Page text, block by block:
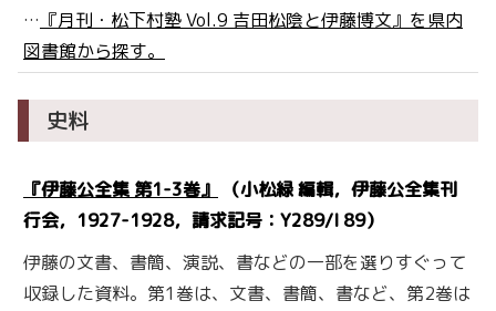
… 『月刊・松下村塾 Vol.9 吉田松陰と伊藤博文』を県内
図書館から探す。
史料
『伊藤公全集 第1-3巻』
（小松緑 編輯，伊藤公全集刊
行会，1927-1928，請求記号：Y289/I 89）
伊藤の文書、書簡、演説、書などの一部を選りすぐって
収録した資料。第1巻は、文書、書簡、書など、第2巻は